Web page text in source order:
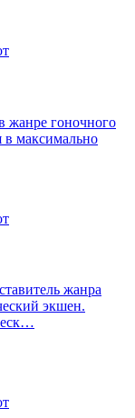
жанре гоночного
в максимально
жанра
экшен.